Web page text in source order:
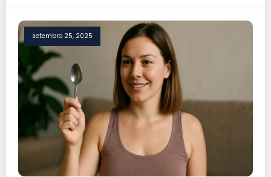
setembro 25, 2025